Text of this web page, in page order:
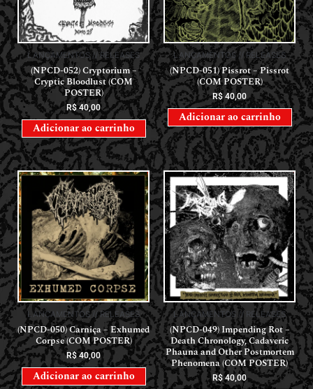
LANÇAMENTOS // RELEASES
(NPCD-052) Cryptorium –
Cryptic Bloodlust (COM
POSTER)
R$40,00
Adicionar ao carrinho
LANÇAMENTOS // RELEASES
(NPCD-051) Pissrot – Pissrot
(COM POSTER)
R$40,00
Adicionar ao carrinho
LANÇAMENTOS // RELEASES
(NPCD-050) Carniça – Exhumed
Corpse (COM POSTER)
R$40,00
Adicionar ao carrinho
LANÇAMENTOS // RELEASES
(NPCD-049) Impending Rot –
Death Chronology, Cadaveric
Phauna and Other Postmortem
Phenomena (COM POSTER)
R$40,00